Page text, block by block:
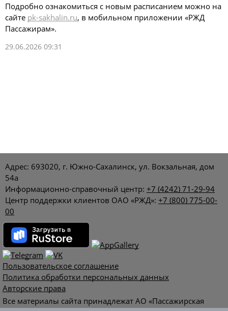
Подробно ознакомиться с новым расписанием можно на
сайте pk-sakhalin.ru, в мобильном приложении «РЖД
Пассажирам».
29.06.2026 09:31
Адрес: 693020, г. Южно-Сахалинск, ул. Вокзальная, дом
54а
Информационно-справочный центр: +7 (4242) 71-29-94
Центр поддержки клиентов ОАО «РЖД»: +7 (800) 775-00-
00
Пользовательское соглашение
Политика обработки персональных данных
Авторские права
Все материалы сайта принадлежат АО «Пассажирская